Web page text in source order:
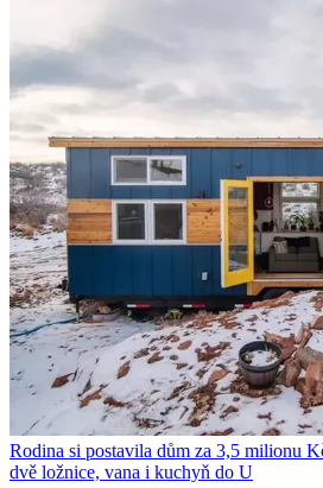
Rodina si postavila dům za 3,5 milionu
dvě ložnice, vana i kuchyň do U